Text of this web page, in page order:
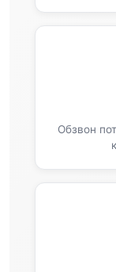
Обзвон